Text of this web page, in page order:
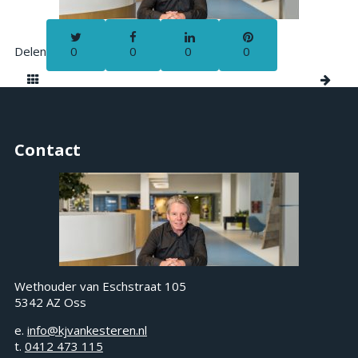
Delen 0 0 0 0
Contact
Wethouder van Eschstraat 105
5342 AZ Oss
e. info@kjvankesteren.nl
t. 0412 473 115